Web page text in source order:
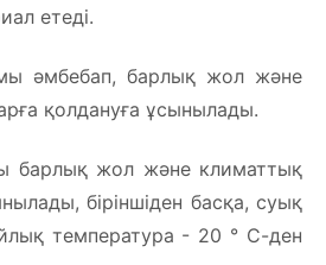
етеді.
әмбебап, барлық жол және
қолдануға ұсынылады.
барлық жол және климаттық
біріншіден басқа, суық
температура - 20 ° С-ден